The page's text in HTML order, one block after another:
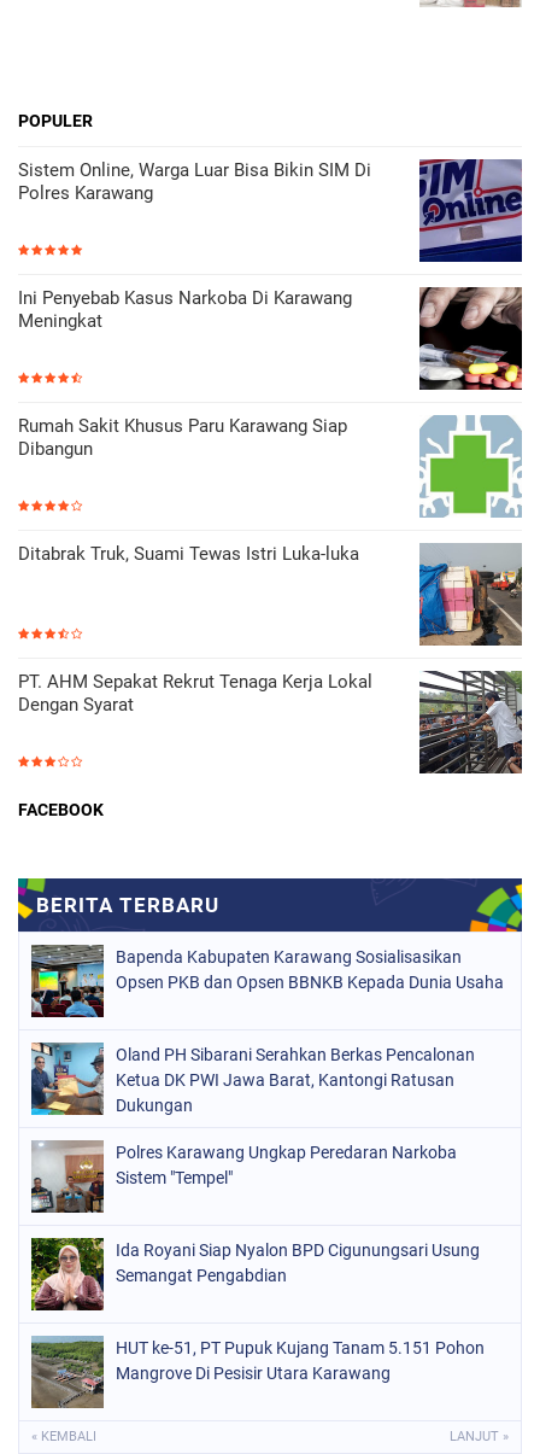
POPULER
Sistem Online, Warga Luar Bisa Bikin SIM Di
Polres Karawang
Ini Penyebab Kasus Narkoba Di Karawang
Meningkat
Rumah Sakit Khusus Paru Karawang Siap
Dibangun
Ditabrak Truk, Suami Tewas Istri Luka-luka
PT. AHM Sepakat Rekrut Tenaga Kerja Lokal
Dengan Syarat
FACEBOOK
Bapenda Kabupaten Karawang Sosialisasikan
Opsen PKB dan Opsen BBNKB Kepada Dunia Usaha
Oland PH Sibarani Serahkan Berkas Pencalonan
Ketua DK PWI Jawa Barat, Kantongi Ratusan
Dukungan
Polres Karawang Ungkap Peredaran Narkoba
Sistem "Tempel"
Ida Royani Siap Nyalon BPD Cigunungsari Usung
Semangat Pengabdian
HUT ke-51, PT Pupuk Kujang Tanam 5.151 Pohon
Mangrove Di Pesisir Utara Karawang
« KEMBALI LANJUT »